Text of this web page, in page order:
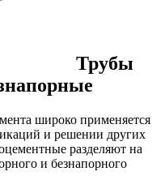
Трубы
широко применяется
и решении других
разделяют на
и безнапорного